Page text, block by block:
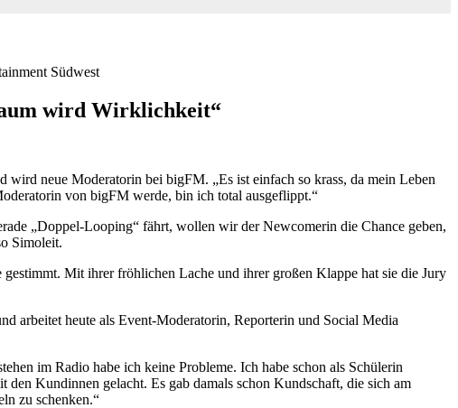
Südwest
wird Wirklichkeit“
neue Moderatorin bei bigFM. „Es ist einfach so krass, da mein Leben
von bigFM werde, bin ich total ausgeflippt.“
„Doppel-Looping“ fährt, wollen wir der Newcomerin die Chance geben,
Simoleit.
Mit ihrer fröhlichen Lache und ihrer großen Klappe hat sie die Jury
arbeitet heute als Event-Moderatorin, Reporterin und Social Media
im Radio habe ich keine Probleme. Ich habe schon als Schülerin
den Kundinnen gelacht. Es gab damals schon Kundschaft, die sich am
zu schenken.“